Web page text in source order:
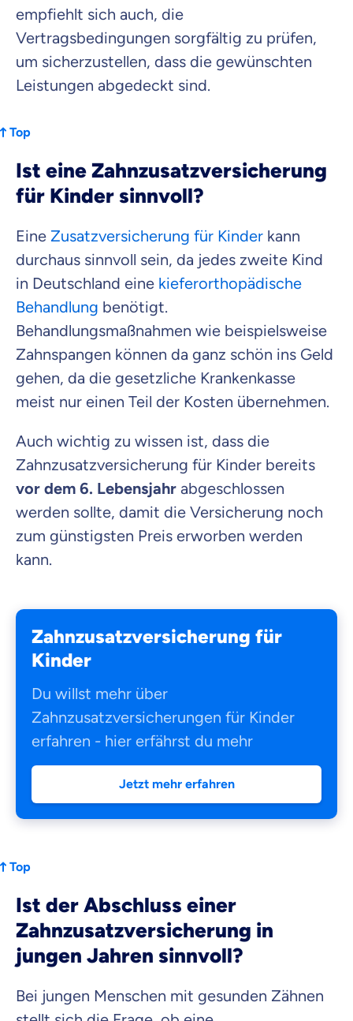
empfiehlt sich auch, die
Vertragsbedingungen sorgfältig zu prüfen,
um sicherzustellen, dass die gewünschten
Leistungen abgedeckt sind.
Top
Ist eine Zahnzusatzversicherung
für Kinder sinnvoll?
Eine Zusatzversicherung für Kinder kann
durchaus sinnvoll sein, da jedes zweite Kind
in Deutschland eine kieferorthopädische
Behandlung benötigt.
Behandlungsmaßnahmen wie beispielsweise
Zahnspangen können da ganz schön ins Geld
gehen, da die gesetzliche Krankenkasse
meist nur einen Teil der Kosten übernehmen.
Auch wichtig zu wissen ist, dass die
Zahnzusatzversicherung für Kinder bereits
vor dem 6. Lebensjahr abgeschlossen
werden sollte, damit die Versicherung noch
zum günstigsten Preis erworben werden
kann.
Zahnzusatzversicherung für
Kinder
Du willst mehr über
Zahnzusatzversicherungen für Kinder
erfahren - hier erfährst du mehr
Jetzt mehr erfahren
Top
Ist der Abschluss einer
Zahnzusatzversicherung in
jungen Jahren sinnvoll?
Bei jungen Menschen mit gesunden Zähnen